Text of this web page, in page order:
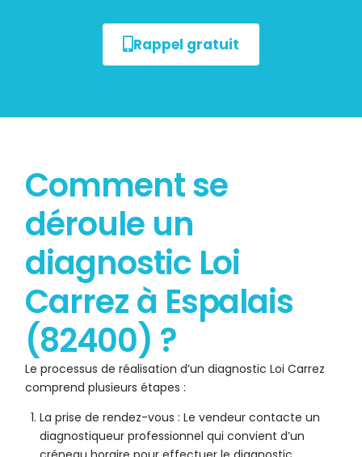
Rappel gratuit
Comment se
déroule un
diagnostic Loi
Carrez à Espalais
(82400) ?
Le processus de réalisation d’un diagnostic Loi Carrez
comprend plusieurs étapes :
La prise de rendez-vous : Le vendeur contacte un
diagnostiqueur professionnel qui convient d’un